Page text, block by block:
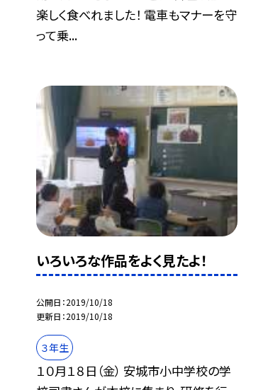
楽しく食べれました！ 電車もマナーを守
って乗...
いろいろな作品をよく見たよ！
公開日 2019/10/18
更新日 2019/10/18
３年生
１０月１８日（金） 安城市小中学校の学